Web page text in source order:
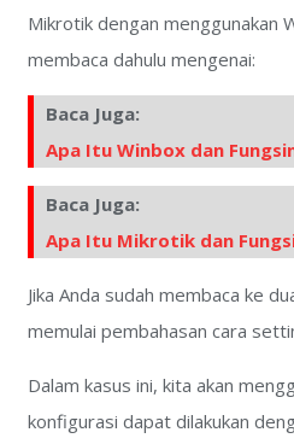
Mikrotik dengan menggunakan
membaca dahulu mengenai:
Baca Juga:
Apa Itu Winbox dan
Baca Juga:
Apa Itu Mikrotik dan
Jika Anda sudah membaca ke
memulai pembahasan cara
Dalam kasus ini, kita akan
konfigurasi dapat dilakukan